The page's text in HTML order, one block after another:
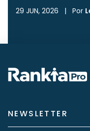
29 JUN, 2026 | Por
NEWSLETTER